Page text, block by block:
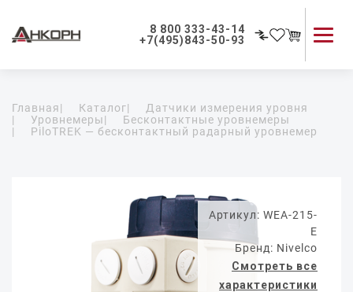
8 800 333-43-14
+7(495)843-50-93
Применение приборов
Как мы работаем
Главная| Каталог|
Датчики измерения уровня
|
Уровнемеры|
Бесконтактные уровнемеры
|
PiloTREK — бесконтактный радарный уровнемер
Артикул: WEA-215-
E
Бренд: Nivelco
Смотреть все
характеристики